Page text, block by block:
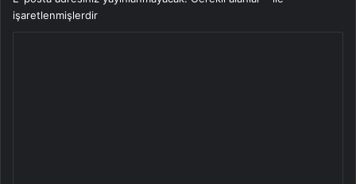
işaretlenmişlerdir